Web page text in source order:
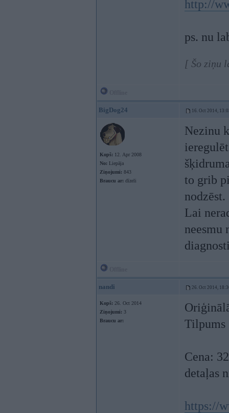
http://
ps. nu
[ Šo ziņu
BigDog24 16. Oct 2014,
Kopš: 12. Apr 2008
No: Liepāja
Ziņojumi: 843
Braucu ar: dīzeli
Nezinu
to grib
nodzēst.
Lai
neesmu
nandi 26. Oct 2014,
Kopš: 26. Oct 2014
Ziņojumi: 3
Braucu ar:
Cena:
detaļas
https://